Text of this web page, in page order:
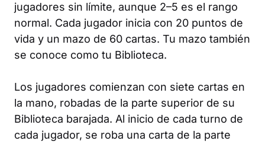
jugadores sin límite, aunque 2–5 es el rango
normal. Cada jugador inicia con 20 puntos de
vida y un mazo de 60 cartas. Tu mazo también
se conoce como tu Biblioteca.
Los jugadores comienzan con siete cartas en
la mano, robadas de la parte superior de su
Biblioteca barajada. Al inicio de cada turno de
cada jugador, se roba una carta de la parte